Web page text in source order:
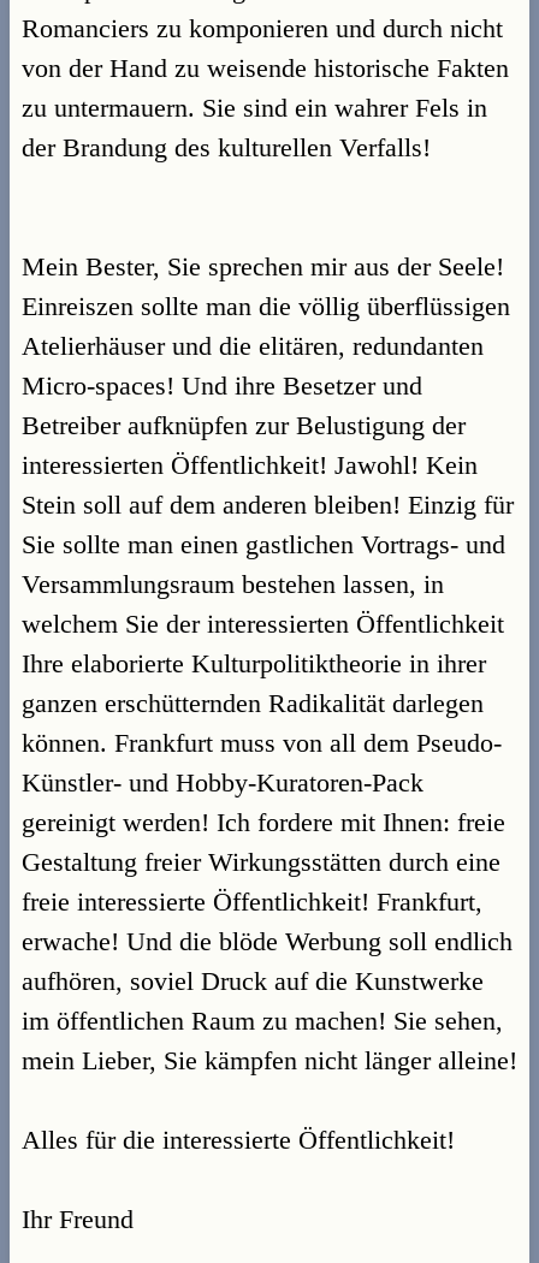
Romanciers zu komponieren und durch nicht
von der Hand zu weisende historische Fakten
zu untermauern. Sie sind ein wahrer Fels in
der Brandung des kulturellen Verfalls!
Mein Bester, Sie sprechen mir aus der Seele!
Einreiszen sollte man die völlig überflüssigen
Atelierhäuser und die elitären, redundanten
Micro-spaces! Und ihre Besetzer und
Betreiber aufknüpfen zur Belustigung der
interessierten Öffentlichkeit! Jawohl! Kein
Stein soll auf dem anderen bleiben! Einzig für
Sie sollte man einen gastlichen Vortrags- und
Versammlungsraum bestehen lassen, in
welchem Sie der interessierten Öffentlichkeit
Ihre elaborierte Kulturpolitiktheorie in ihrer
ganzen erschütternden Radikalität darlegen
können. Frankfurt muss von all dem Pseudo-
Künstler- und Hobby-Kuratoren-Pack
gereinigt werden! Ich fordere mit Ihnen: freie
Gestaltung freier Wirkungsstätten durch eine
freie interessierte Öffentlichkeit! Frankfurt,
erwache! Und die blöde Werbung soll endlich
aufhören, soviel Druck auf die Kunstwerke
im öffentlichen Raum zu machen! Sie sehen,
mein Lieber, Sie kämpfen nicht länger alleine!
Alles für die interessierte Öffentlichkeit!
Ihr Freund